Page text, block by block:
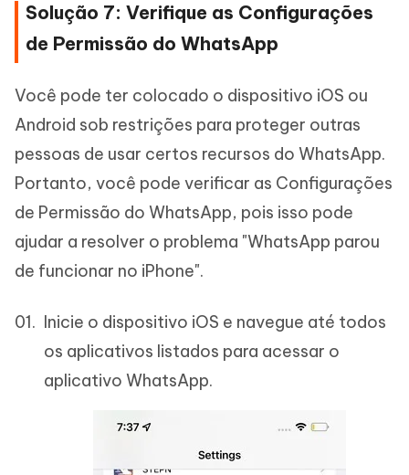
Solução 7: Verifique as Configurações
de Permissão do WhatsApp
Você pode ter colocado o dispositivo iOS ou
Android sob restrições para proteger outras
pessoas de usar certos recursos do WhatsApp.
Portanto, você pode verificar as Configurações
de Permissão do WhatsApp, pois isso pode
ajudar a resolver o problema "WhatsApp parou
de funcionar no iPhone".
Inicie o dispositivo iOS e navegue até todos
os aplicativos listados para acessar o
aplicativo WhatsApp.